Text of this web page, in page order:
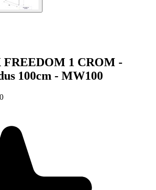
FREEDOM 1 CROM -
100cm - MW100